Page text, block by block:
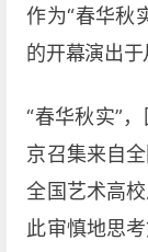
作为“春华秋
的开幕演出于
“春华秋实”
京召集来自
全国艺术高
此审慎地思